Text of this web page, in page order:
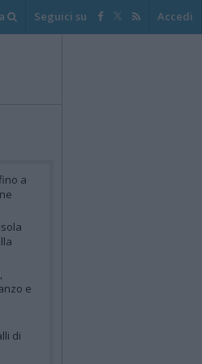
Seguici su Accedi
a
e
di